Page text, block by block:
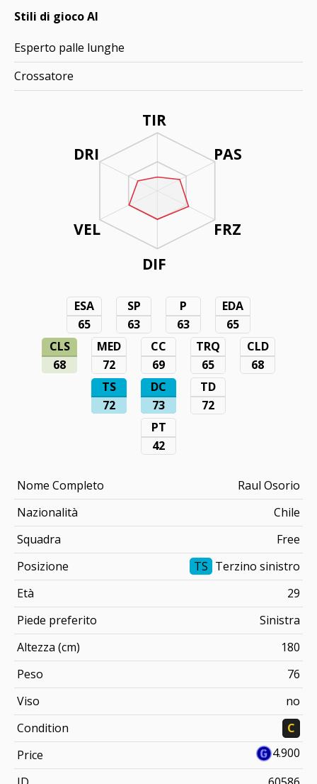
TIR
PAS
FRZ
DIF
DRI
VEL
ESA
65
SP
63
P
63
EDA
65
CLS
68
MED
72
CC
69
TRQ
65
CLD
68
TS
72
DC
73
TD
72
PT
42
Nome Completo
Raul Osorio
Nazionalità
Chile
Squadra
Free
Posizione
TS Terzino sinistro
Età
29
Piede preferito
Sinistra
Altezza (cm)
180
Peso
76
Viso
no
Condition
C
Price
4.900
Stili di gioco AI
Esperto palle lunghe
Crossatore